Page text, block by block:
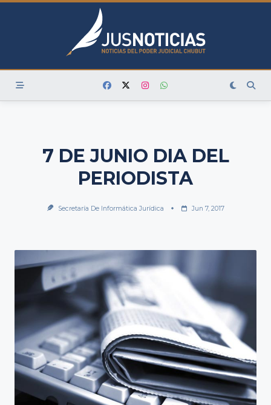
Skip
7 DE JUNIO DIA DEL
PERIODISTA
Secretaría De Informática Jurídica Jun 7, 2017